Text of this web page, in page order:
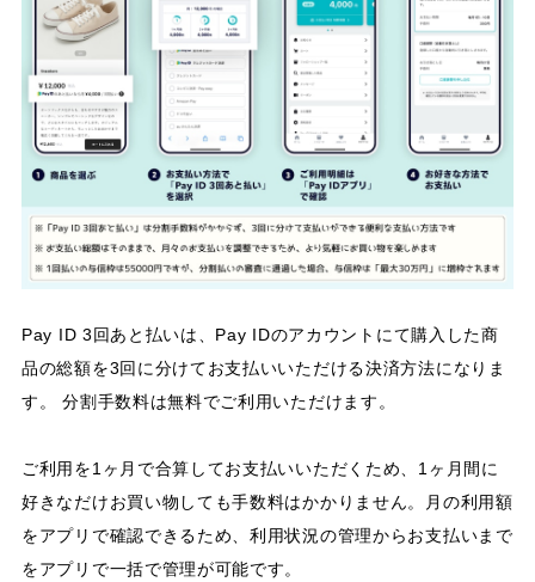
Pay ID 3回あと払いは、Pay IDのアカウントにて購入した商
品の総額を3回に分けてお支払いいただける決済方法になりま
す。 分割手数料は無料でご利用いただけます。
ご利用を1ヶ月で合算してお支払いいただくため、1ヶ月間に
好きなだけお買い物しても手数料はかかりません。月の利用額
をアプリで確認できるため、利用状況の管理からお支払いまで
をアプリで一括で管理が可能です。